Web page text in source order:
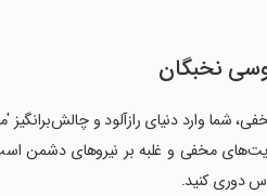
نخبگان
شما وارد دنیای رازآلود و
مخفی و غلبه بر نیروهای دشمن
دوری کنید.